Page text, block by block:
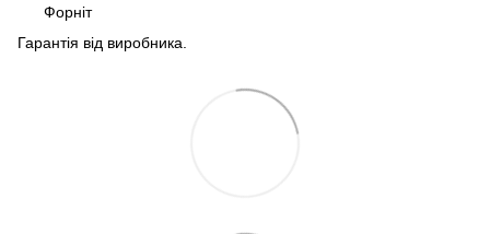
Форніт
Гарантія від виробника.